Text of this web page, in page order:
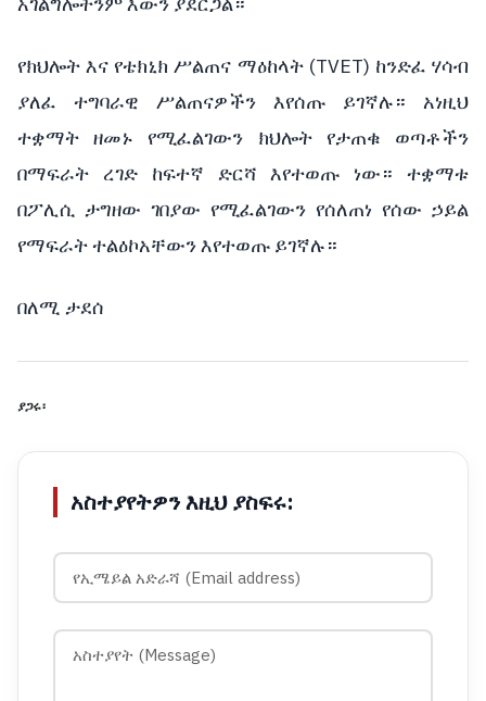
አገልግሎትንም እውን ያደርጋል።
የክህሎት እና የቴክኒክ ሥልጠና ማዕከላት(TVET) ከንድፈ ሃሳብ
ያለፈ
ተግባራዊ ሥልጠናዎችን እየሰጡ ይገኛሉ።
አነዚህ
ተቋማት
ዘመኑ የሚፈልገውን ክህሎት የታጠቁ
ወጣቶችን
በማፍራት
ረገድ ከፍተኛ ድርሻ እየተወጡ ነው።
ተቋማቱ
በፖሊሲ ታግዘው ገበያው የሚፈልገውን የሰለጠነ የሰው ኃይል
የማፍራት ተልዕኮአቸውን እየተወጡ ይገኛሉ።
በለሚ ታደሰ
ያጋሩ፡
አስተያየትዎን እዚህ ያስፍሩ: